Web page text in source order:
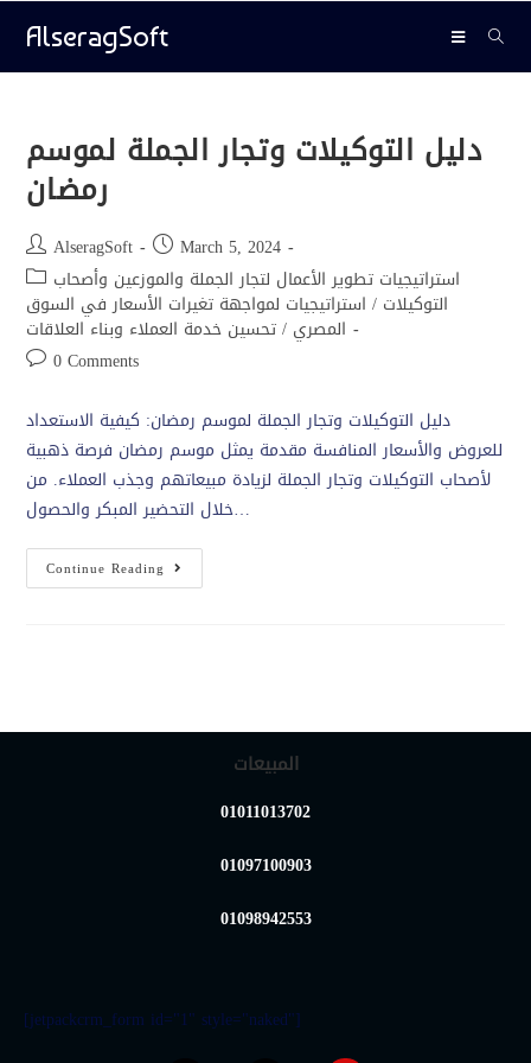
AlseragSoft
دليل التوكيلات وتجار الجملة لموسم
رمضان
AlseragSoft
March 5, 2024
استراتيجيات تطوير الأعمال لتجار الجملة والموزعين وأصحاب
التوكيلات / استراتيجيات لمواجهة تغيرات الأسعار في السوق
المصري / تحسين خدمة العملاء وبناء العلاقات
0 Comments
دليل التوكيلات وتجار الجملة لموسم رمضان: كيفية الاستعداد
للعروض والأسعار المنافسة مقدمة يمثل موسم رمضان فرصة ذهبية
لأصحاب التوكيلات وتجار الجملة لزيادة مبيعاتهم وجذب العملاء. من
خلال التحضير المبكر والحصول…
Continue Reading
المبيعات
01011013702
01097100903
01098942553
[jetpackcrm_form id="1" style="naked"]